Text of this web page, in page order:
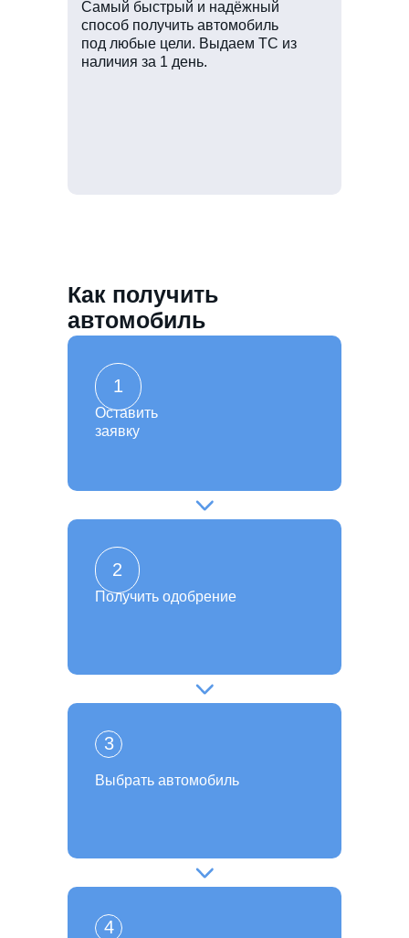
Самый быстрый и надёжный
способ получить автомобиль
под любые цели. Выдаем ТС из
наличия за 1 день.
Как получить
автомобиль
4
Выбрать автомобиль
3
Получить одобрение
2
Оставить
заявку
1